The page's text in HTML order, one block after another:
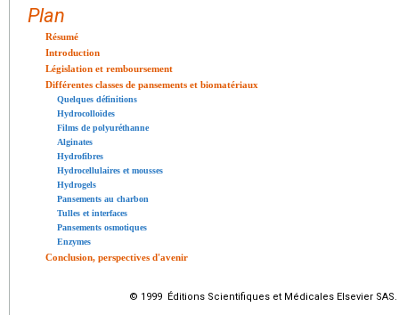
Plan
Résumé
Introduction
Législation et remboursement
Différentes classes de pansements et biomatériaux
Quelques définitions
Hydrocolloïdes
Films de polyuréthanne
Alginates
Hydrofibres
Hydrocellulaires et mousses
Hydrogels
Pansements au charbon
Tulles et interfaces
Pansements osmotiques
Enzymes
Conclusion, perspectives d'avenir
© 1999 Éditions Scientifiques et Médicales Elsevier